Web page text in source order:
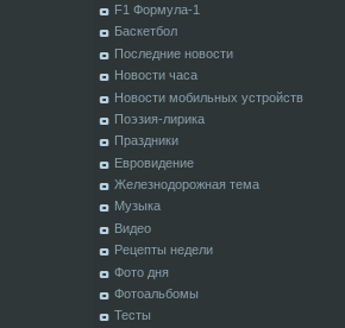
F1 Формула-1
Баскетбол
Последние новости
Новости часа
Новости мобильных устройств
Поэзия-лирика
Праздники
Евровидение
Железнодорожная тема
Музыка
Видео
Рецепты недели
Фото дня
Фотоальбомы
Тесты